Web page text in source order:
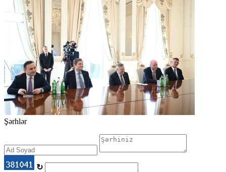
Şərhlər
↻